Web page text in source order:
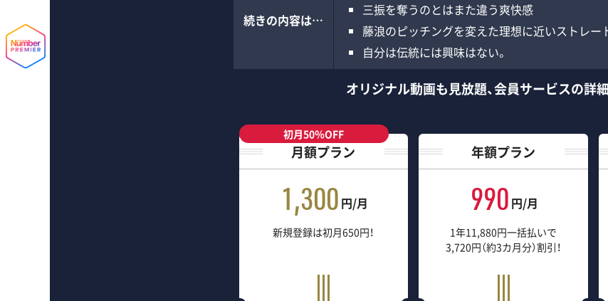
続きの内容は…
三振を奪うのとはまた違う爽快感
藤浪のピッチングを変えた理想に近いストレー
自分は伝統には興味はない。
オリジナル動画も見放題、会員サービスの詳
初月50％OFF
月額プラン
1,300 円/月
新規登録は初月650円！
年額プラン
990 円/月
1年11,880円一括払いで
3,720円（約3カ月分）割引！